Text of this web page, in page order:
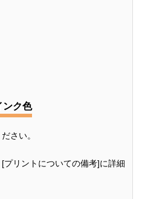
ンク色
さい。
リントについての備考]に詳細